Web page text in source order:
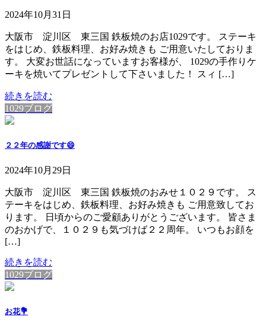
2024年10月31日
大阪市 淀川区 東三国 鉄板焼のお店1029です。 ステーキ
をはじめ、鉄板料理、お好み焼きも ご用意いたしておりま
す。 大変お世話になっていますお客様が、 1029の手作りケ
ーキを焼いてプレゼントして下さいました！ スィ […]
続きを読む
1029ブログ
２２年の感謝です😄
2024年10月29日
大阪市 淀川区 東三国 鉄板焼のおみせ１０２９です。 ス
テーキをはじめ、鉄板料理、お好み焼きも ご用意致してお
ります。 日頃からのご愛顧ありがとうございます。 皆さま
のおかげで、１０２９も気づけば２２周年。 いつもお顔を
[…]
続きを読む
1029ブログ
お花💐